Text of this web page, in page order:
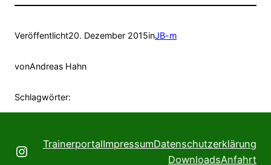
Veröffentlicht20. Dezember 2015inJB-m
vonAndreas Hahn
Schlagwörter:
Instagram
TrainerportalImpressumDatenschutzerklärung
DownloadsAnfahrt